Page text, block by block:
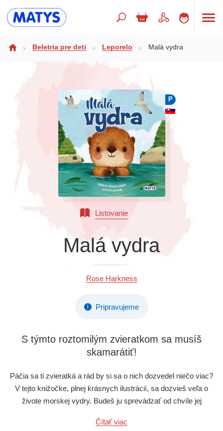
Doplnkový sortiment
Populárno - náučné pre deti
Výchova a pedagogika
Všetky kategórie
Beletria pre deti Leporelo Malá vydra
P
Listovanie
Malá vydra
Rose Harkness
i Pripravujeme
S týmto roztomilým zvieratkom sa musíš
skamarátiť!
Páčia sa ti zvieratká a rád by si sa o nich dozvedel niečo viac?
V tejto knižočke, plnej krásnych ilustrácií, sa dozvieš veľa o
živote morskej vydry. Budeš ju sprevádzať od chvíle jej
sa, ako a kde žije, ale aj čím sa živí, a na ktoré zvieratá si
Čítať viac